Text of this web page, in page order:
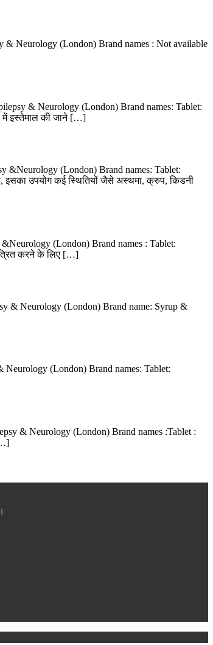
& Neurology (London) Brand names : Not available
& Neurology (London) Brand names: Tablet:
में इस्तेमाल की जाने […]
&Neurology (London) Brand names: Tablet:
इसका उपयोग कई स्थितियों जैसे अस्थमा, क्रुप, किडनी
(London) Brand names : Tablet:
करने के लिए […]
& Neurology (London) Brand name: Syrup &
Neurology (London) Brand names: Tablet:
& Neurology (London) Brand names :Tablet :